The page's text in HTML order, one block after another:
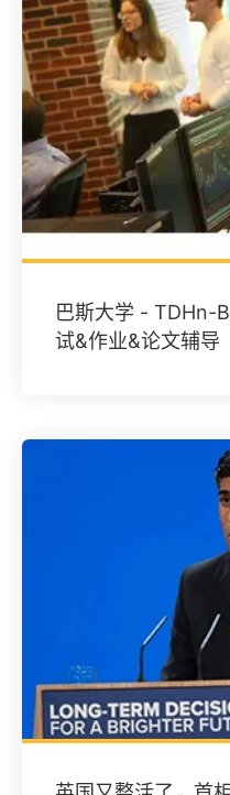
巴斯大学 - TDHn-
试&作业&论文辅导